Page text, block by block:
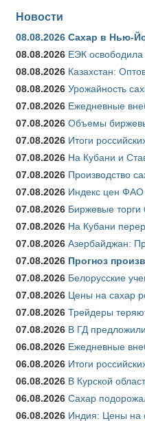
Новости
08.08.2026 Сахар в Нью-
08.08.2026 ЕЭК
08.08.2026 Казахстан:
08.08.2026 Урожайность
07.08.2026 Ежедневные
07.08.2026 Объемы
07.08.2026 Итоги
07.08.2026 На Кубани и
07.08.2026 Производство
07.08.2026 Индекс цен ФАО
07.08.2026 Биржевые
07.08.2026 На Кубани
07.08.2026 Азербайджан:
07.08.2026 Прогноз
07.08.2026 Белорусские
07.08.2026 Цены на сахар
07.08.2026 Трейдеры
07.08.2026 В ГД
06.08.2026 Ежедневные
06.08.2026 Итоги
06.08.2026 В Курской
06.08.2026 Сахар
06.08.2026 Индия: Цены на